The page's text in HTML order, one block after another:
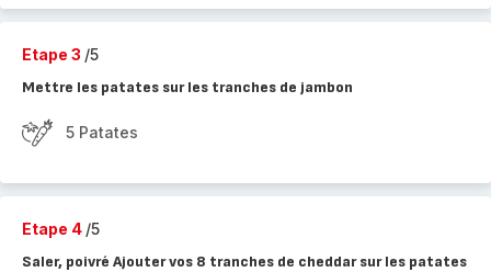
Etape 3 /5
Mettre les patates sur les tranches de jambon
5 Patates
Etape 4 /5
Saler, poivré Ajouter vos 8 tranches de cheddar sur les patates